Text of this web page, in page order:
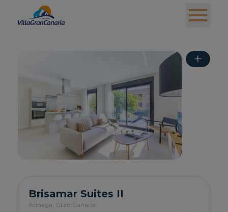
+
Brisamar Suites II
Arinaga, Gran Canaria